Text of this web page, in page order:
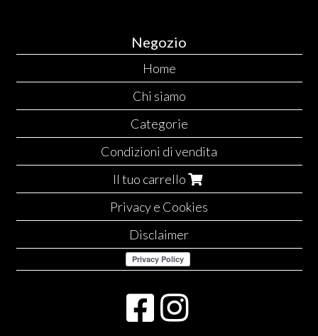
Negozio
Home
Chi siamo
Categorie
Condizioni di vendita
Il tuo carrello
Privacy e Cookies
Disclaimer